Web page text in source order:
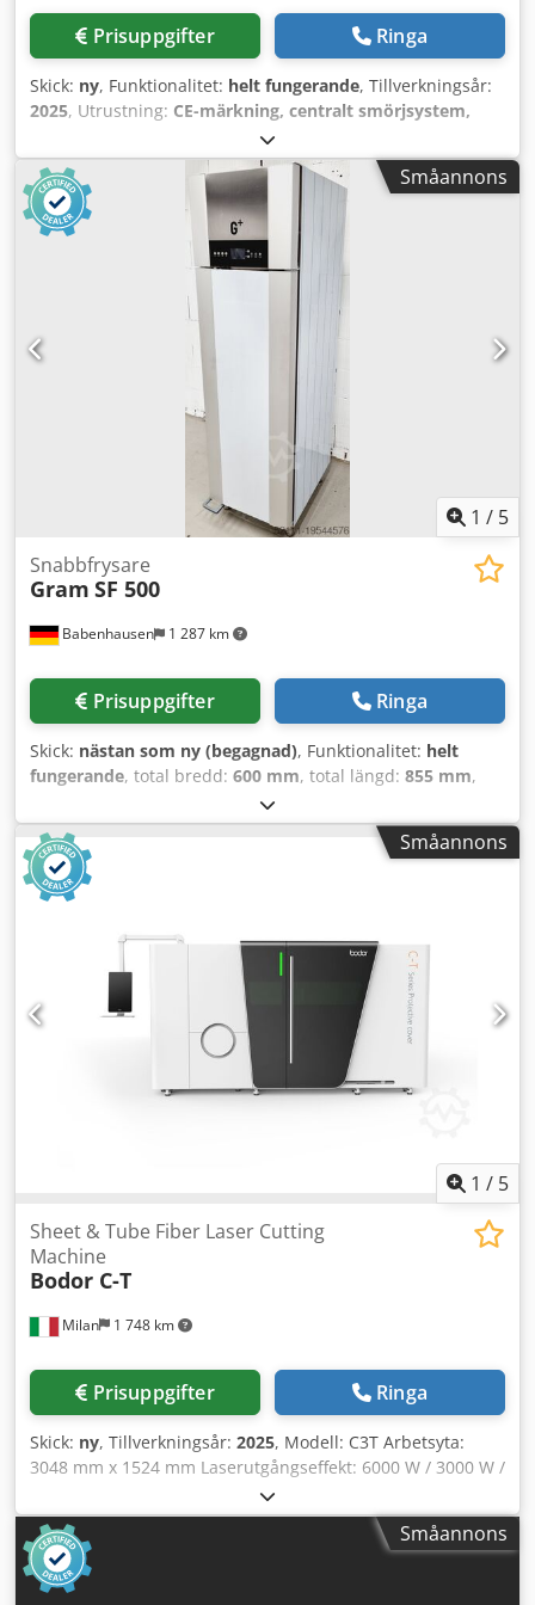
Prisuppgifter Ringa
Skick: ny, Funktionalitet: helt fungerande, Tillverkningsår:
2025, Utrustning: CE-märkning, centralt smörjsystem,
dammsugning, dokumentation / manual, kylaggregat,
munstycksbytare, nödstopp, rökutsug, säkerhetsljusridå,
Högstyrkt svetsbädd Partionerat rökgassugssystem
Fullautomatiskt smörjningssystem (butter injection system)
Fullautomatisk kapning, materialsparande, hög hastighet
Skäryta: 4000 × 2000 mm X-axel rörelse: 1520 mm Y-axel
rörelse: 4020 mm Z-axel rörelse: 80 mm Max. kombinerad
positioneringshastighet: 170 m/min Acceleration: 2,8 G
Maskindimensioner (L×B×H): 9500 × 2900 × 2380 mm
Upptagen yta: 10500 × 3400 mm Cjdsw A Iiljpfx Ahzerf
Småannons
1 / 5
Babenhausen 1 287 km
Snabbfrysare
Gram SF 500
Prisuppgifter Ringa
Skick: nästan som ny (begagnad), Funktionalitet: helt
fungerande, total bredd: 600 mm, total längd: 855 mm,
, Snabbfrys för bakverk Gram modell:
SF500 G S RA L2 25B för max. 20 plåtar 600 x 400 Digital
temperaturvisning från +10 till -30°C Cjdpfxjwyruae Ahzsrf
Energisparsystem EHT Frysskåp, plug-and-play Frys med
köldmedium R 290 A Anslutning 230V Mått: 600 x 855 x
och reservdelstjänst Vi har många fler kylaggregat på
Småannons
1 / 5
Milan 1 748 km
Sheet & Tube Fiber Laser Cutting
Machine
Bodor C-T
Prisuppgifter Ringa
Skick: ny, Tillverkningsår: 2025, Modell: C3T Arbetsyta:
3048 mm x 1524 mm Laserutgångseffekt: 6000 W / 3000 W /
2000 W / 1500 W Positioneringsnoggrannhet: ±0,05 mm
Repeterbarhetsnoggrannhet: ±0,03 mm Max.
kopplingshastighet: 100 m/min Max. acceleration: 1G 1.
Dubbel automatiskt växlingsbord Snabb växling mellan två
bord ökar effektiviteten avsevärt. Kedjedrivsystemet
Småannons